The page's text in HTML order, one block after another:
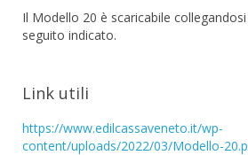
Il Modello 20 è scaricabile
seguito indicato.
Link utili
https://www.edilcassaveneto.it/wp-
content/uploads/2022/03/Modello-